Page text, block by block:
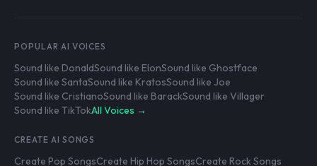
POPULAR AI VOICES
Sound like DonaldSound like ElonSound like Ghostface
Sound like SantaSound like KratosSound like Joe
Sound like CristianoSound like BarackSound like Villager
Sound like TikTokAll Voices →
CREATE AI SONGS
Create Pop SongsCreate Hip Hop SongsCreate Rock Songs